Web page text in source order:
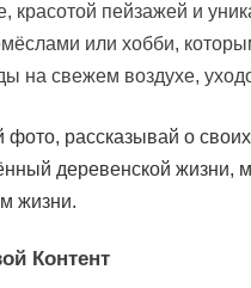
красотой пейзажей и
или хобби,
на свежем воздухе,
рассказывай о
деревенской жизни,
жизни.
Контент